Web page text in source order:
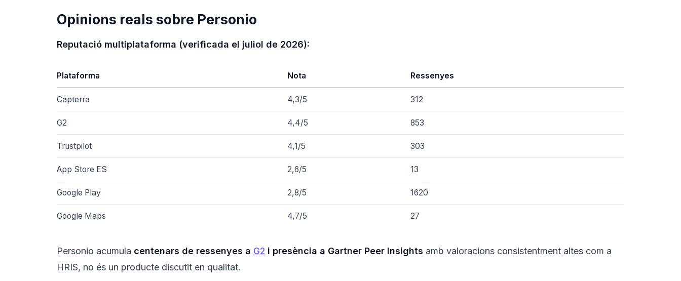
Opinions reals sobre Personio
Reputació multiplataforma (verificada el juliol de 2026):
Plataforma Nota Ressenyes
Capterra 4,3/5 312
G2 4,4/5 853
Trustpilot 4,1/5 303
App Store ES 2,6/5 13
Google Play 2,8/5 1620
Google Maps 4,7/5 27
Personio acumula centenars de ressenyes a G2 i presència a Gartner Peer Insights amb valoracions consistentment altes com a
HRIS, no és un producte discutit en qualitat.